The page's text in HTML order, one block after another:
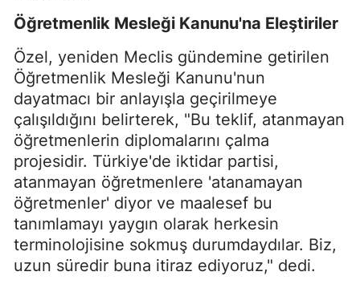
Öğretmenlik Mesleği Kanunu'na Eleştiriler
Özel, yeniden Meclis gündemine getirilen
Öğretmenlik Mesleği Kanunu'nun
dayatmacı bir anlayışla geçirilmeye
çalışıldığını belirterek, "Bu teklif, atanmayan
öğretmenlerin diplomalarını çalma
projesidir. Türkiye'de iktidar partisi,
atanmayan öğretmenlere 'atanamayan
öğretmenler' diyor ve maalesef bu
tanımlamayı yaygın olarak herkesin
terminolojisine sokmuş durumdaydılar. Biz,
uzun süredir buna itiraz ediyoruz," dedi.